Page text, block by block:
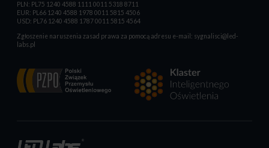
PLN: PL75 1240 4588 1111 0011 5318 8711
EUR: PL66 1240 4588 1978 0011 5815 4506
USD: PL76 1240 4588 1787 0011 5815 4564
Zgłoszenie naruszenia zasad prawa za pomocą adresu e-mail: sygnalisci@led-
labs.pl